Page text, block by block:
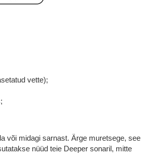
vette);
või midagi sarnast. Ärge muretsege, see
nüüd teie Deeper sonaril, mitte